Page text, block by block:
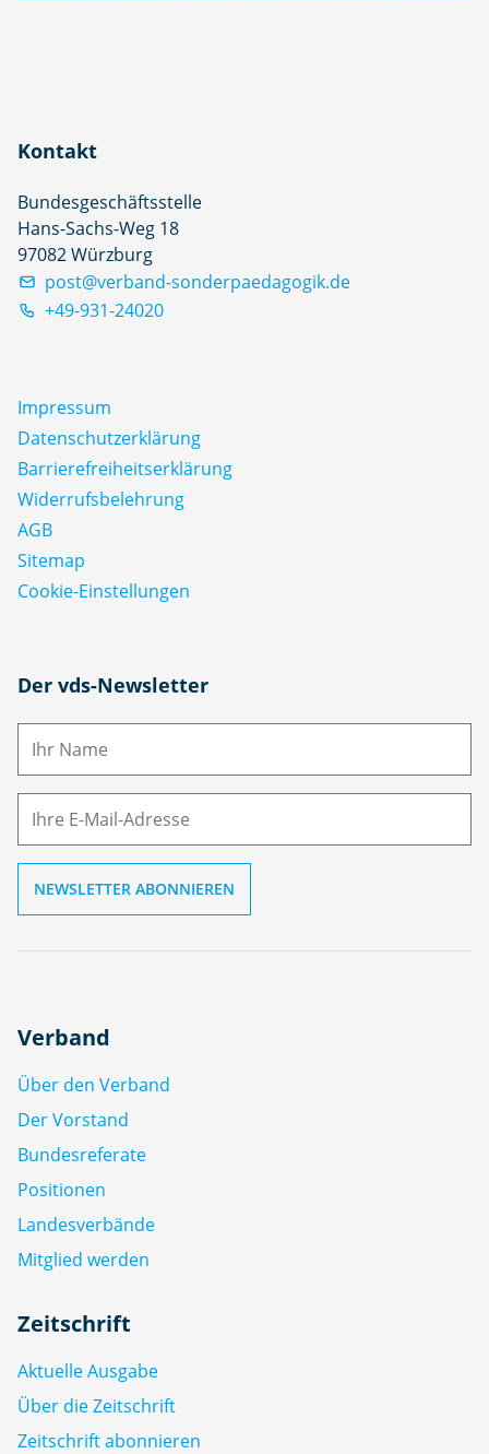
Kontakt
Bundesgeschäftsstelle
Hans-Sachs-Weg 18
97082 Würzburg
post@verband-sonderpaedagogik.de
+49-931-24020
Impressum
Datenschutz­erklärung
Barrierefreiheitserklärung
Widerrufsbelehrung
AGB
Sitemap
Cookie-Einstellungen
Der vds-Newsletter
N
M
Verband
Über den Verband
Der Vorstand
Bundesreferate
Positionen
Landesverbände
Mitglied werden
Zeitschrift
Aktuelle Ausgabe
Über die Zeitschrift
Zeitschrift abonnieren